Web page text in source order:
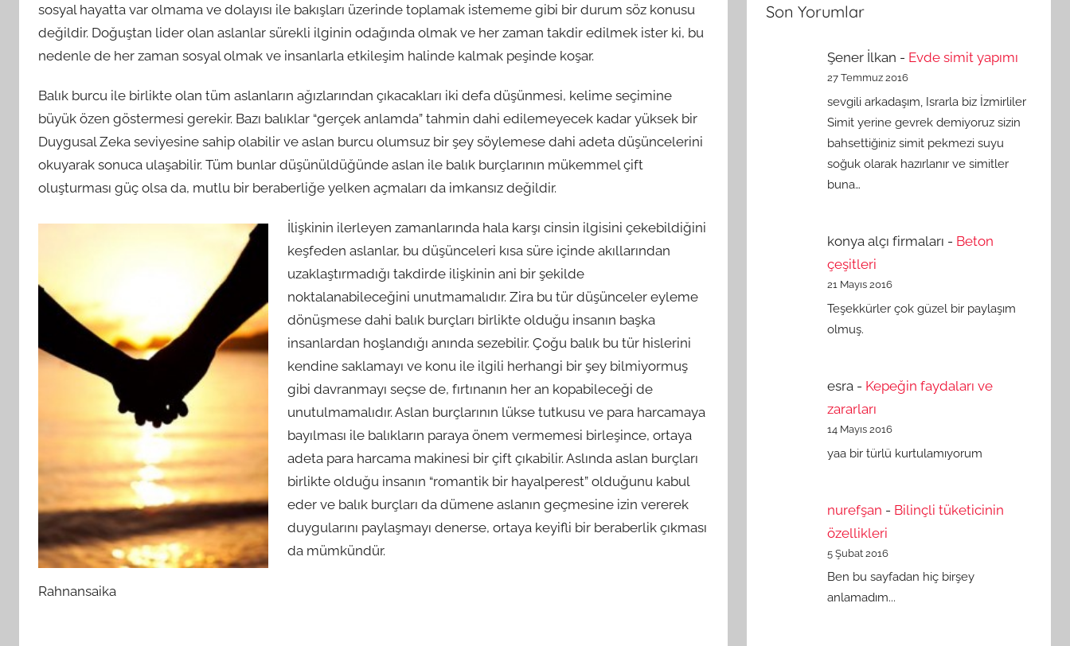
sosyal hayatta var olmama ve dolayısı ile bakışları üzerinde toplamak istememe gibi bir durum söz konusu
değildir. Doğuştan lider olan aslanlar sürekli ilginin odağında olmak ve her zaman takdir edilmek ister ki, bu
nedenle de her zaman sosyal olmak ve insanlarla etkileşim halinde kalmak peşinde koşar.
Balık burcu ile birlikte olan tüm aslanların ağızlarından çıkacakları iki defa düşünmesi, kelime seçimine
büyük özen göstermesi gerekir. Bazı balıklar “gerçek anlamda” tahmin dahi edilemeyecek kadar yüksek bir
Duygusal Zeka seviyesine sahip olabilir ve aslan burcu olumsuz bir şey söylemese dahi adeta düşüncelerini
okuyarak sonuca ulaşabilir. Tüm bunlar düşünüldüğünde aslan ile balık burçlarının mükemmel çift
oluşturması güç olsa da, mutlu bir beraberliğe yelken açmaları da imkansız değildir.
İlişkinin ilerleyen zamanlarında hala karşı cinsin ilgisini çekebildiğini
keşfeden aslanlar, bu düşünceleri kısa süre içinde akıllarından
uzaklaştırmadığı takdirde ilişkinin ani bir şekilde
noktalanabileceğini unutmamalıdır. Zira bu tür düşünceler eyleme
dönüşmese dahi balık burçları birlikte olduğu insanın başka
insanlardan hoşlandığı anında sezebilir. Çoğu balık bu tür hislerini
kendine saklamayı ve konu ile ilgili herhangi bir şey bilmiyormuş
gibi davranmayı seçse de, fırtınanın her an kopabileceği de
unutulmamalıdır. Aslan burçlarının lükse tutkusu ve para harcamaya
bayılması ile balıkların paraya önem vermemesi birleşince, ortaya
adeta para harcama makinesi bir çift çıkabilir. Aslında aslan burçları
birlikte olduğu insanın “romantik bir hayalperest” olduğunu kabul
eder ve balık burçları da dümene aslanın geçmesine izin vererek
duygularını paylaşmayı denerse, ortaya keyifli bir beraberlik çıkması
da mümkündür.
Rahnansaika
Son Yorumlar
Şener İlkan - Evde simit yapımı
27 Temmuz 2016
sevgili arkadaşım, Israrla biz İzmirliler
Simit yerine gevrek demiyoruz sizin
bahsettiğiniz simit pekmezi suyu
soğuk olarak hazırlanır ve simitler
buna…
konya alçı firmaları - Beton
çeşitleri
21 Mayıs 2016
Teşekkürler çok güzel bir paylaşım
olmuş.
esra- Kepeğin faydaları ve
zararları
14 Mayıs 2016
yaa bir türlü kurtulamıyorum
nurefşan - Bilinçli tüketicinin
özellikleri
5 Şubat 2016
Ben bu sayfadan hiç birşey
anlamadım...